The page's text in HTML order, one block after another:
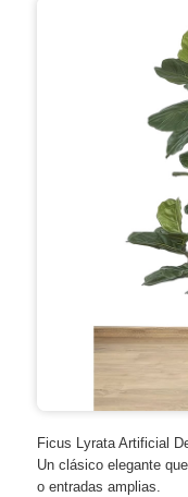
Ficus Lyrata Artificial
Un clásico elegante
o entradas amplias.